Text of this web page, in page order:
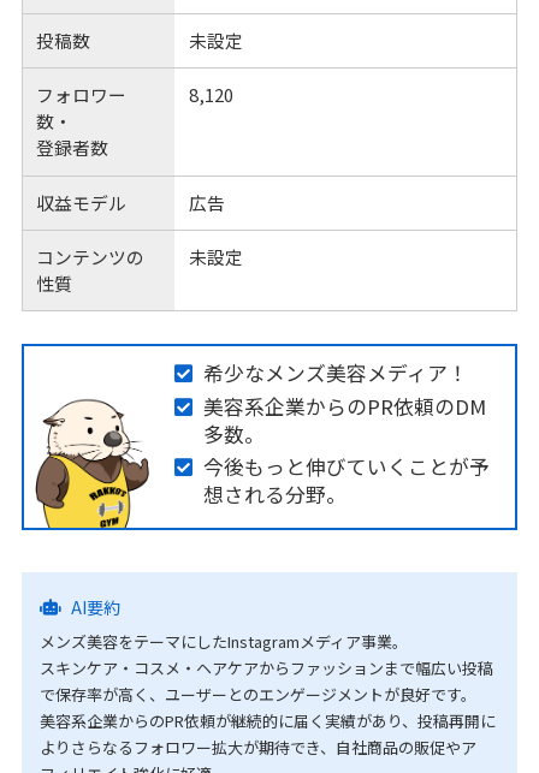
投稿数 未設定
フォロワー
数・
登録者数
8,120
収益モデル 広告
コンテンツの
性質
未設定
希少なメンズ美容メディア！
美容系企業からのPR依頼のDM
多数。
今後もっと伸びていくことが予
想される分野。
AI要約
メンズ美容をテーマにしたInstagramメディア事業。
スキンケア・コスメ・ヘアケアからファッションまで幅広い投稿
で保存率が高く、ユーザーとのエンゲージメントが良好です。
美容系企業からのPR依頼が継続的に届く実績があり、投稿再開に
よりさらなるフォロワー拡大が期待でき、自社商品の販促やア